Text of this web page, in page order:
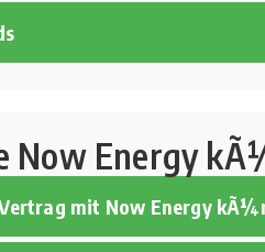
Now Energy
mit Now Energy